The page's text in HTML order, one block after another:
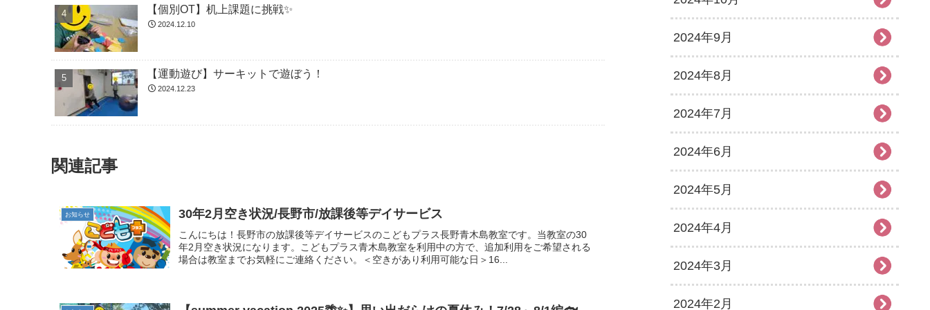
【個別OT】机上課題に挑戦✨
2024.12.10
【運動遊び】サーキットで遊ぼう！
2024.12.23
関連記事
お知らせ 30年2月空き状況/長野市/放課後等デイサービス
こんにちは！長野市の放課後等デイサービスのこどもプラス長野青木島教室です。当教室の30
年2月空き状況になります。こどもプラス青木島教室を利用中の方で、追加利用をご希望される
場合は教室までお気軽にご連絡ください。＜空きがあり利用可能な日＞16...
2024年9月
2024年8月
2024年7月
2024年6月
2024年5月
2024年4月
2024年3月
2024年2月